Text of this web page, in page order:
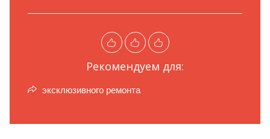
Рекомендуем для:
эксклюзивного ремонта